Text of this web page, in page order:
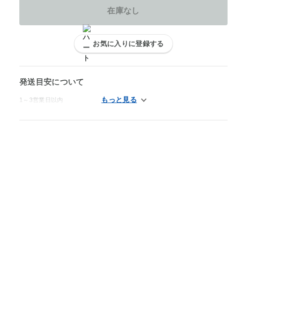
在庫なし
お気に入りに登録する
発送目安について
1～3営業日以内